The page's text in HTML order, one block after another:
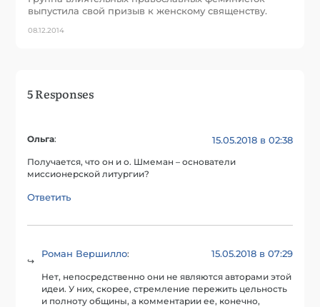
выпустила свой призыв к женскому священству.
08.12.2014
5 Responses
Ольга: 15.05.2018 в 02:38
Получается, что он и о. Шмеман – основатели
миссионерской литургии?
Ответить
Роман Вершилло: 15.05.2018 в 07:29
Нет, непосредственно они не являются авторами этой
идеи. У них, скорее, стремление пережить цельность
и полноту общины, а комментарии ее, конечно,